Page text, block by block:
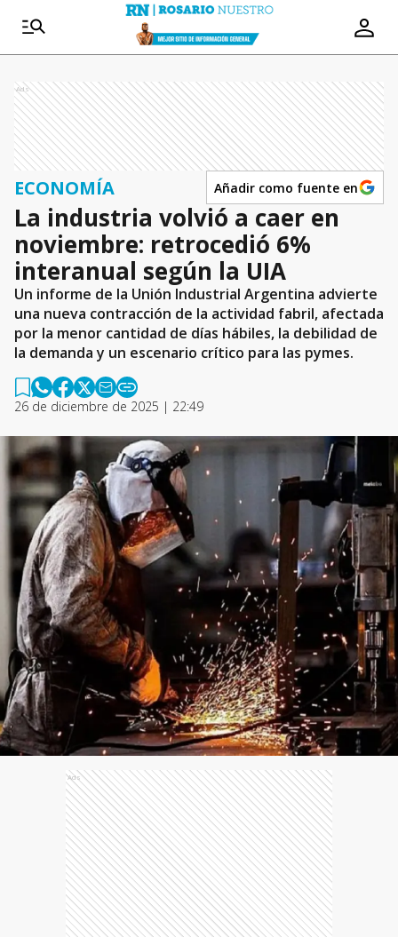
Ads
ECONOMÍA Añadir como fuente en
La industria volvió a caer en
noviembre: retrocedió 6%
interanual según la UIA
Un informe de la Unión Industrial Argentina advierte
una nueva contracción de la actividad fabril, afectada
por la menor cantidad de días hábiles, la debilidad de
la demanda y un escenario crítico para las pymes.
26 de diciembre de 2025 | 22:49
Ads